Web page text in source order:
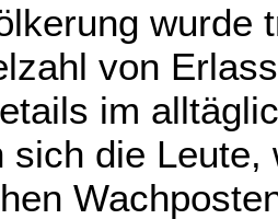
wurde
von
im
sich die